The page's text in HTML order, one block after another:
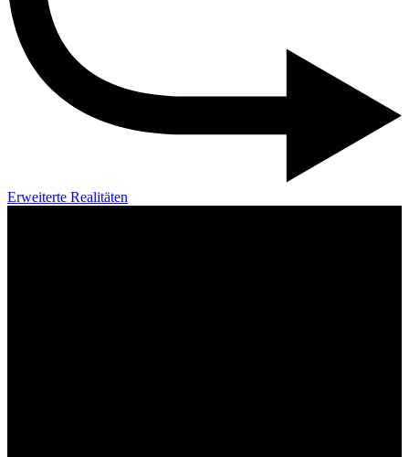
Erweiterte Realitäten